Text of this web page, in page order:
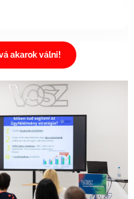
akarok válni!